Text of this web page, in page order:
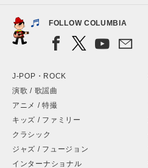
FOLLOW COLUMBIA
J-POP・ROCK
演歌 / 歌謡曲
アニメ / 特撮
キッズ / ファミリー
クラシック
ジャズ / フュージョン
インターナショナル